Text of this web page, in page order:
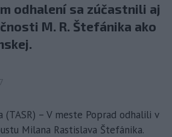
odhalení sa zúčastnili aj
M. R. Štefánika ako
(TASR) – V meste Poprad odhalili v
Milana Rastislava Štefánika.